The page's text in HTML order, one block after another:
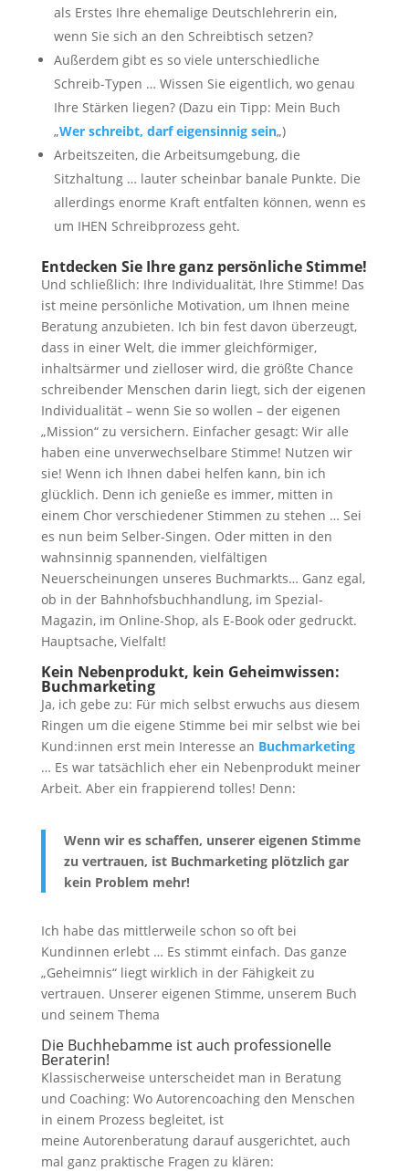
als Erstes Ihre ehemalige Deutschlehrerin ein,
wenn Sie sich an den Schreibtisch setzen?
Außerdem gibt es so viele unterschiedliche
Schreib-Typen … Wissen Sie eigentlich, wo genau
Ihre Stärken liegen? (Dazu ein Tipp: Mein Buch
„Wer schreibt, darf eigensinnig sein„)
Arbeitszeiten, die Arbeitsumgebung, die
Sitzhaltung … lauter scheinbar banale Punkte. Die
allerdings enorme Kraft entfalten können, wenn es
um IHEN Schreibprozess geht.
Entdecken Sie Ihre ganz persönliche Stimme!
Und schließlich: Ihre Individualität, Ihre Stimme! Das
ist meine persönliche Motivation, um Ihnen meine
Beratung anzubieten. Ich bin fest davon überzeugt,
dass in einer Welt, die immer gleichförmiger,
inhaltsärmer und zielloser wird, die größte Chance
schreibender Menschen darin liegt, sich der eigenen
Individualität – wenn Sie so wollen – der eigenen
„Mission“ zu versichern. Einfacher gesagt: Wir alle
haben eine unverwechselbare Stimme! Nutzen wir
sie! Wenn ich Ihnen dabei helfen kann, bin ich
glücklich. Denn ich genieße es immer, mitten in
einem Chor verschiedener Stimmen zu stehen … Sei
es nun beim Selber-Singen. Oder mitten in den
wahnsinnig spannenden, vielfältigen
Neuerscheinungen unseres Buchmarkts… Ganz egal,
ob in der Bahnhofsbuchhandlung, im Spezial-
Magazin, im Online-Shop, als E-Book oder gedruckt.
Hauptsache, Vielfalt!
Kein Nebenprodukt, kein Geheimwissen:
Buchmarketing
Ja, ich gebe zu: Für mich selbst erwuchs aus diesem
Ringen um die eigene Stimme bei mir selbst wie bei
Kund:innen erst mein Interesse an Buchmarketing
… Es war tatsächlich eher ein Nebenprodukt meiner
Arbeit. Aber ein frappierend tolles! Denn:
Wenn wir es schaffen, unserer eigenen Stimme
zu vertrauen, ist Buchmarketing plötzlich gar
kein Problem mehr!
Ich habe das mittlerweile schon so oft bei
Kundinnen erlebt … Es stimmt einfach. Das ganze
„Geheimnis“ liegt wirklich in der Fähigkeit zu
vertrauen. Unserer eigenen Stimme, unserem Buch
und seinem Thema
Die Buchhebamme ist auch professionelle
Beraterin!
Klassischerweise unterscheidet man in Beratung
und Coaching: Wo Autorencoaching den Menschen
in einem Prozess begleitet, ist
meine Autorenberatung darauf ausgerichtet, auch
mal ganz praktische Fragen zu klären: